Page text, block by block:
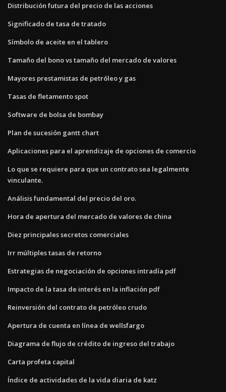
Distribución futura del precio de las acciones
Significado de tasa de tratado
Símbolo de aceite en el tablero
Tamaño del bono vs tamaño del mercado de valores
Mayores prestamistas de petróleo y gas
Tasas de fletamento spot
Software de bolsa de bombay
Plan de sucesión gantt chart
Aplicaciones para el aprendizaje de opciones de comercio
Lo que se requiere para que un contrato sea legalmente
vinculante.
Análisis fundamental del precio del oro.
Hora de apertura del mercado de valores de china
Diez principales secretos comerciales
Irr múltiples tasas de retorno
Estrategias de negociación de opciones intradía pdf
Impacto de la tasa de interés en la inflación pdf
Reinversión del contrato de petróleo crudo
Apertura de cuenta en línea de wellsfargo
Diagrama de flujo de crédito de ingreso del trabajo
Carta profeta capital
Índice de actividades de la vida diaria de katz